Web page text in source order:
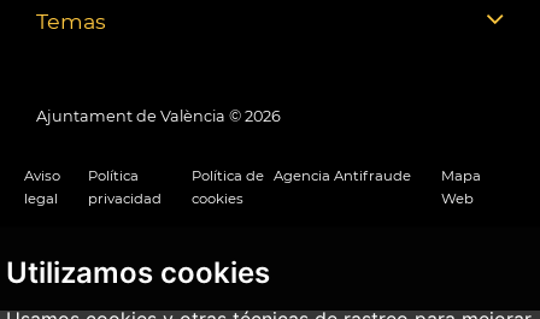
Utilizamos cookies
Temas
Ajuntament de València © 2026
Aviso
legal
Política
privacidad
Política de
cookies
Agencia Antifraude
Mapa
Web